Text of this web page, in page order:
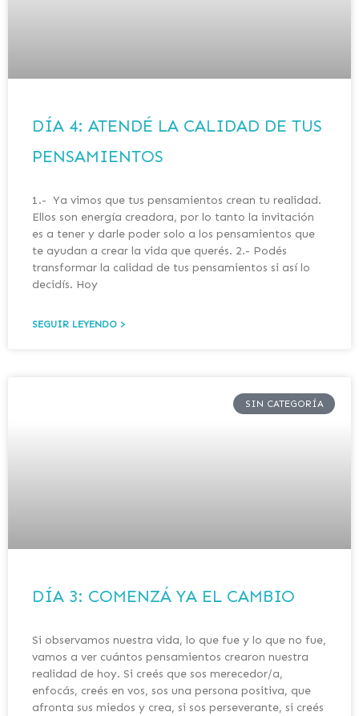
DÍA 4: ATENDÉ LA CALIDAD DE TUS
PENSAMIENTOS
1.- Ya vimos que tus pensamientos crean tu realidad.
Ellos son energía creadora, por lo tanto la invitación
es a tener y darle poder solo a los pensamientos que
te ayudan a crear la vida que querés. 2.- Podés
transformar la calidad de tus pensamientos si así lo
decidís. Hoy
SEGUIR LEYENDO >
SIN CATEGORÍA
DÍA 3: COMENZÁ YA EL CAMBIO
Si observamos nuestra vida, lo que fue y lo que no fue,
vamos a ver cuántos pensamientos crearon nuestra
realidad de hoy. Si creés que sos merecedor/a,
enfocás, creés en vos, sos una persona positiva, que
afronta sus miedos y crea, si sos perseverante, si creés